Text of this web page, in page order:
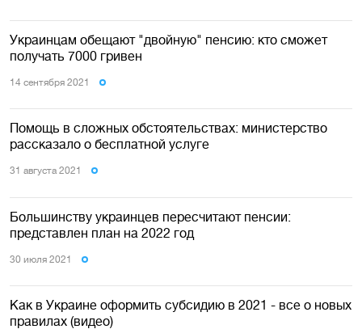
Украинцам обещают "двойную" пенсию: кто сможет
получать 7000 гривен
14 сентября 2021
Помощь в сложных обстоятельствах: министерство
рассказало о бесплатной услуге
31 августа 2021
Большинству украинцев пересчитают пенсии:
представлен план на 2022 год
30 июля 2021
Как в Украине оформить субсидию в 2021 - все о новых
правилах (видео)